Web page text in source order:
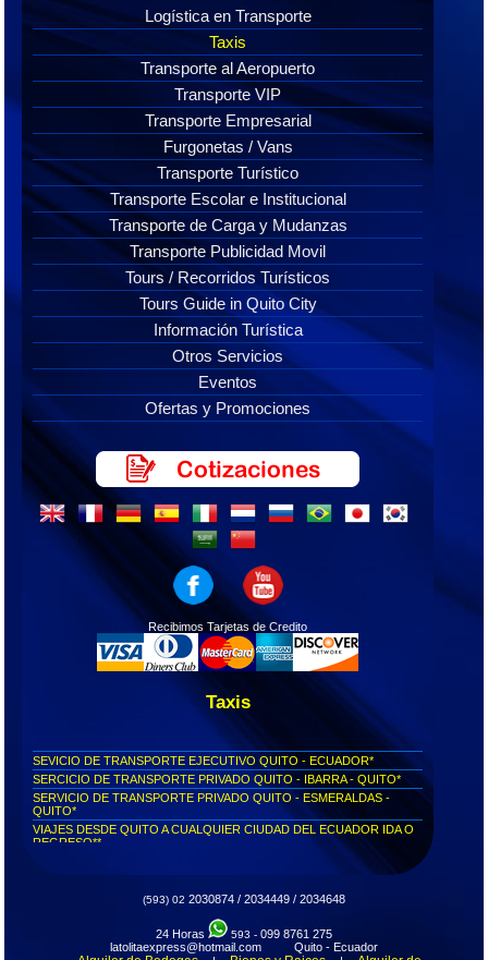
Logística en Transporte
Taxis
Transporte al Aeropuerto
Transporte VIP
Transporte Empresarial
Furgonetas / Vans
Transporte Turístico
Transporte Escolar e Institucional
Transporte de Carga y Mudanzas
Transporte Publicidad Movil
Tours / Recorridos Turísticos
Tours Guide in Quito City
Información Turística
Otros Servicios
Eventos
Ofertas y Promociones
Recibimos Tarjetas de Credito
Taxis
SEVICIO DE TRANSPORTE EJECUTIVO QUITO - ECUADOR*
SERCICIO DE TRANSPORTE PRIVADO QUITO - IBARRA - QUITO*
SERVICIO DE TRANSPORTE PRIVADO QUITO - ESMERALDAS -
QUITO*
VIAJES DESDE QUITO A CUALQUIER CIUDAD DEL ECUADOR IDA O
REGRESO**
Servicio puerta a puerta Quito - Tonsupa...
Servicio puerta a puerta Quito - Esmeraldas...
Servicio puerta a puerta Quito - Ibarra...
Pide tu taxi privado y llega a tiempo a donde necesites...
(593) 02 2030874 / 2034449 / 2034648
24 Horas 593 -099 8761 275
latolitaexpress@hotmail.com Quito - Ecuador